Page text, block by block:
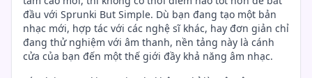
đầu với Sprunki But Simple. Dù bạn đang tạo một bản
nhạc mới, hợp tác với các nghệ sĩ khác, hay đơn giản chỉ
đang thử nghiệm với âm thanh, nền tảng này là cánh
cửa của bạn đến một thế giới đầy khả năng âm nhạc.